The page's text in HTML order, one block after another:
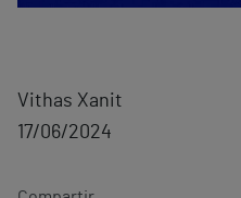
Vithas Xanit
17/06/2024